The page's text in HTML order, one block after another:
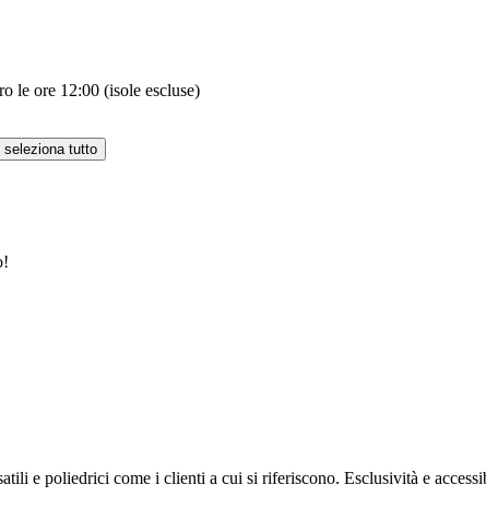
le ore 12:00 (isole escluse)
seleziona tutto
e poliedrici come i clienti a cui si riferiscono. Esclusività e